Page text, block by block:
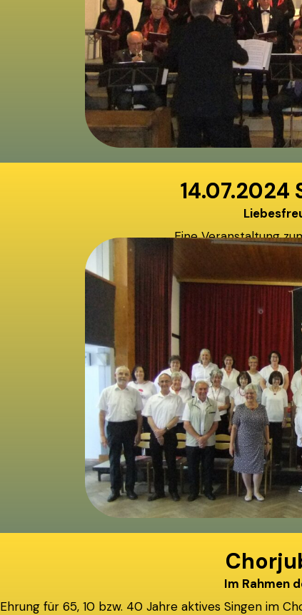
Eine Veranstaltung
Im Rahmen
Ehrung für 65, 10 bzw. 40 Jahre aktives Singen im